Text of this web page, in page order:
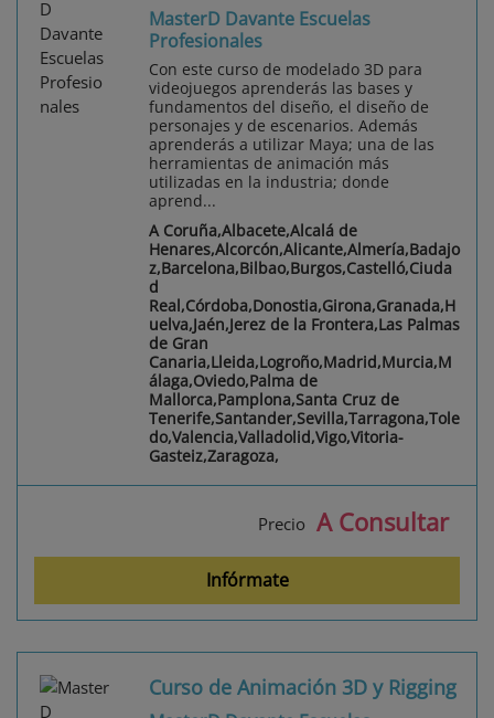
MasterD Davante Escuelas
Profesionales
Con este curso de modelado 3D para
videojuegos aprenderás las bases y
fundamentos del diseño, el diseño de
personajes y de escenarios. Además
aprenderás a utilizar Maya; una de las
herramientas de animación más
utilizadas en la industria; donde
aprend...
A Coruña,Albacete,Alcalá de
Henares,Alcorcón,Alicante,Almería,Badajo
z,Barcelona,Bilbao,Burgos,Castelló,Ciuda
d
Real,Córdoba,Donostia,Girona,Granada,H
uelva,Jaén,Jerez de la Frontera,Las Palmas
de Gran
Canaria,Lleida,Logroño,Madrid,Murcia,M
álaga,Oviedo,Palma de
Mallorca,Pamplona,Santa Cruz de
Tenerife,Santander,Sevilla,Tarragona,Tole
do,Valencia,Valladolid,Vigo,Vitoria-
Gasteiz,Zaragoza,
Precio A Consultar
Infórmate
Curso de Animación 3D y Rigging